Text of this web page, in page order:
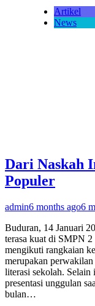
Artikel
News
Dari Naskah
Populer
admin6 months ago6
Buduran, 14 Januari
terasa kuat di SMPN
mengikuti rangkaian
merupakan
literasi sekolah. Selain
presentasi unggulan
bulan…